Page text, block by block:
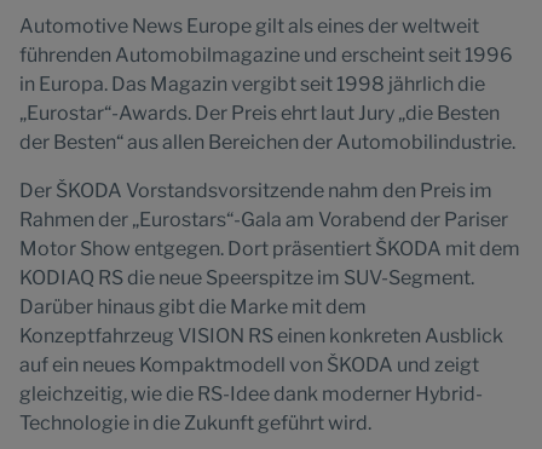
Automotive News Europe gilt als eines der weltweit
führenden Automobilmagazine und erscheint seit 1996
in Europa. Das Magazin vergibt seit 1998 jährlich die
„Eurostar“-Awards. Der Preis ehrt laut Jury „die Besten
der Besten“ aus allen Bereichen der Automobilindustrie.
Der ŠKODA Vorstandsvorsitzende nahm den Preis im
Rahmen der „Eurostars“-Gala am Vorabend der Pariser
Motor Show entgegen. Dort präsentiert ŠKODA mit dem
KODIAQ RS die neue Speerspitze im SUV-Segment.
Darüber hinaus gibt die Marke mit dem
Konzeptfahrzeug VISION RS einen konkreten Ausblick
auf ein neues Kompaktmodell von ŠKODA und zeigt
gleichzeitig, wie die RS-Idee dank moderner Hybrid-
Technologie in die Zukunft geführt wird.